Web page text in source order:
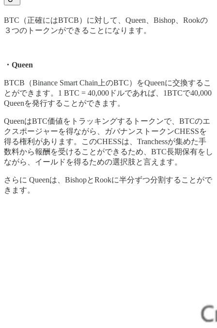
BTC（正確にはBTCB）に対して、Queen、Bishop、Rookの
３つのトークンができることになります。
・Queen
BTCB（Binance Smart Chain上のBTC）をQueenに交換するこ
とができます。1 BTC = 40,000ドルであれば、1BTCで40,000
Queenを発行することができます。
QueenはBTC価値をトラッキングするトークンで、BTCのエ
クスポージャーを得ながら、ガバナンストークンCHESSを
得る権利があります。このCHESSは、Tranchessが集めた手
数料から報酬を受けることができるため、BTC長期保有をし
ながら、イールドを得るための選択肢と言えます。
さらに Queenは、BishopとRookに半分ずつ分割することがで
きます。